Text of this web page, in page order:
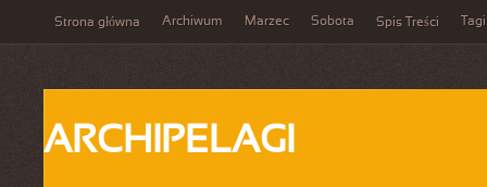
Strona główna Archiwum Marzec Sobota Spis Treści Tagi
ARCHIPELAGI